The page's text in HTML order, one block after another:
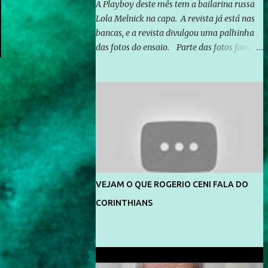
A Playboy deste mês tem a bailarina russa
Lola Melnick na capa. A revista já está nas
bancas, e a revista divulgou uma palhinha
das fotos do ensaio. Parte das fotos foram
divulga capa e primeiras fotos de Lola
Melnick - @aredacao
VEJAM O QUE ROGERIO CENI FALA DO
CORINTHIANS